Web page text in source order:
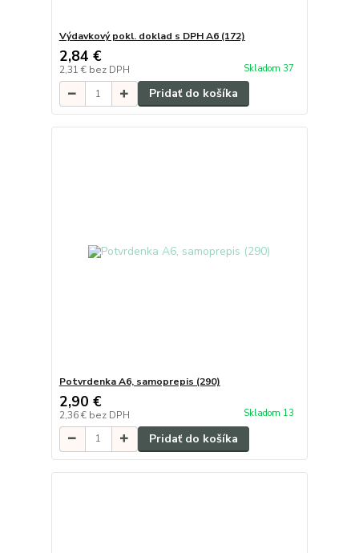
Výdavkový pokl. doklad s DPH A6 (172)
2,84 €
2,31 € bez DPH Skladom 37
Pridať do košíka
Potvrdenka A6, samoprepis (290)
2,90 €
2,36 € bez DPH Skladom 13
Pridať do košíka